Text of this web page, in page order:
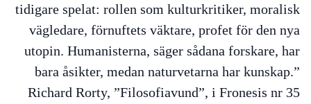
tidigare spelat: rollen som kulturkritiker, moralisk
vägledare, förnuftets väktare, profet för den nya
utopin. Humanisterna, säger sådana forskare, har
bara åsikter, medan naturvetarna har kunskap.”
Richard Rorty, ”Filosofiavund”, i Fronesis nr 35